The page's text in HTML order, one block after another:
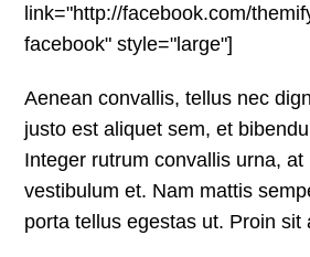
link="http://facebook.com/
facebook" style="large"]
Aenean convallis, tellus nec
justo est aliquet sem, et
Integer rutrum convallis urna, at
vestibulum et. Nam mattis
porta tellus egestas ut. Proin sit